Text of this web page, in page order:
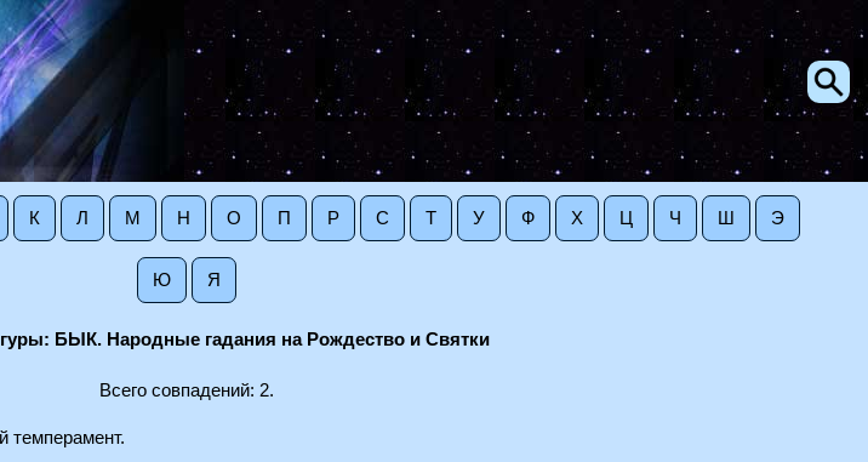
К Л М Н О П Р С Т У Ф Х Ц Ч Ш Э
Ю Я
БЫК. Народные гадания на Рождество и Святки
Всего совпадений: 2.
темперамент.